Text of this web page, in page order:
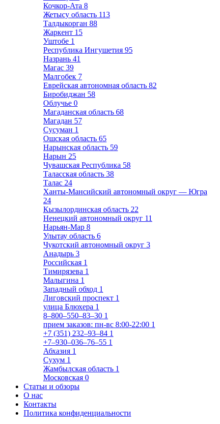
Кочкор-Ата 8
Жетысу область 113
Талдыкорган 88
Жаркент 15
Уштобе 1
Республика Ингушетия 95
Назрань 41
Магас 39
Малгобек 7
Еврейская автономная область 82
Биробиджан 58
Облучье 0
Магаданская область 68
Магадан 57
Сусуман 1
Ошская область 65
Нарынская область 59
Нарын 25
Чувашская Республика 58
Таласская область 38
Талас 24
Ханты-Мансийский автономный округ — Югра
24
Кызылординская область 22
Ненецкий автономный округ 11
Нарьян-Мар 8
Улытау область 6
Чукотский автономный округ 3
Анадырь 3
Российская 1
Тимирязева 1
Малыгина 1
Западный обход 1
Лиговский проспект 1
улица Блюхера 1
8‒800‒550‒83‒30 1
прием заказов: пн-вс 8:00-22:00 1
+7 (351) 232‒93‒84 1
+7‒930‒036‒76‒55 1
Абхазия 1
Сухум 1
Жамбылская область 1
Московская 0
Статьи и обзоры
О нас
Контакты
Политика конфиденциальности